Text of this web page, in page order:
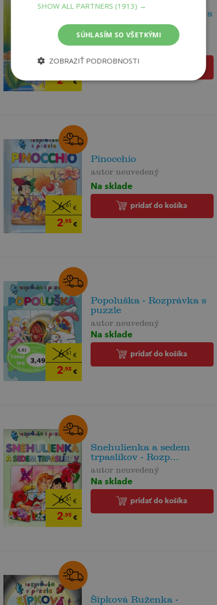
6,61 €
2 €
Palculienka - Rozprávka s
puzzle
autor neuvedený
Na sklade
6,61 €
2,95€
Pinocchio
autor neuvedený
Na sklade
pridať do košíka
6,61 €
2,95€
Popoluška - Rozprávka s
puzzle
autor neuvedený
Na sklade
pridať do košíka
6,61 €
2,95€
Snehulienka a sedem
trpaslíkov - Rozp...
autor neuvedený
Na sklade
pridať do košíka
Šípková Ruženka -
SHOW ALL PARTNERS (1913) →
SÚHLASÍM SO VŠETKÝMI
ZOBRAZIŤ PODROBNOSTI